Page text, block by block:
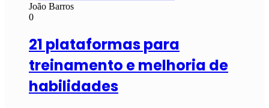
João Barros
0
21 plataformas para
treinamento e melhoria de
habilidades